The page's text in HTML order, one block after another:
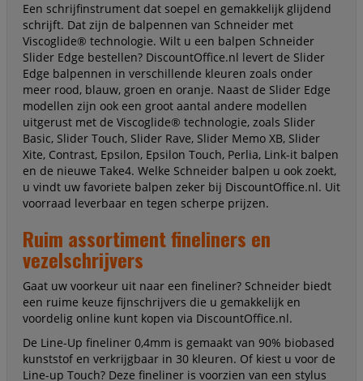
Een schrijfinstrument dat soepel en gemakkelijk glijdend
schrijft. Dat zijn de balpennen van Schneider met
Viscoglide® technologie. Wilt u een balpen Schneider
Slider Edge bestellen? DiscountOffice.nl levert de Slider
Edge balpennen in verschillende kleuren zoals onder
meer rood, blauw, groen en oranje. Naast de Slider Edge
modellen zijn ook een groot aantal andere modellen
uitgerust met de Viscoglide® technologie, zoals Slider
Basic, Slider Touch, Slider Rave, Slider Memo XB, Slider
Xite, Contrast, Epsilon, Epsilon Touch, Perlia, Link-it balpen
en de nieuwe Take4. Welke Schneider balpen u ook zoekt,
u vindt uw favoriete balpen zeker bij DiscountOffice.nl. Uit
voorraad leverbaar en tegen scherpe prijzen.
Ruim assortiment fineliners en
vezelschrijvers
Gaat uw voorkeur uit naar een fineliner? Schneider biedt
een ruime keuze fijnschrijvers die u gemakkelijk en
voordelig online kunt kopen via DiscountOffice.nl.
De Line-Up fineliner 0,4mm is gemaakt van 90% biobased
kunststof en verkrijgbaar in 30 kleuren. Of kiest u voor de
Line-up Touch? Deze fineliner is voorzien van een stylus